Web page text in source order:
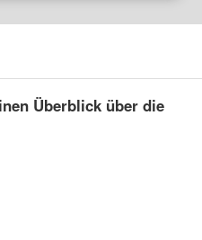
Überblick über die